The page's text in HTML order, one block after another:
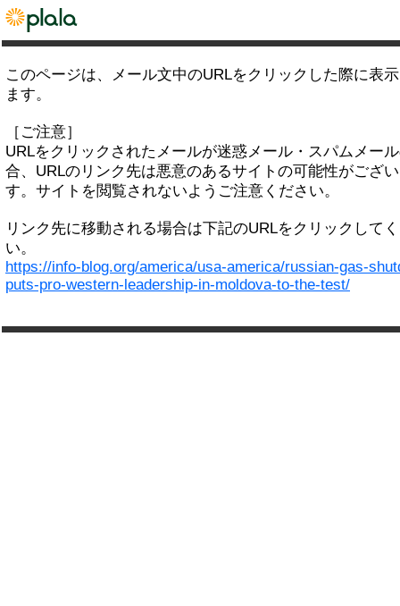
このページは、メール文中のURLをクリックした際に表
ます。
［ご注意］
URLをクリックされたメールが迷惑メール・スパムメー
合、URLのリンク先は悪意のあるサイトの可能性がござ
す。サイトを閲覧されないようご注意ください。
リンク先に移動される場合は下記のURLをクリックして
い。
https://info-blog.org/america/usa-america/russian-gas-
puts-pro-western-leadership-in-moldova-to-the-test/